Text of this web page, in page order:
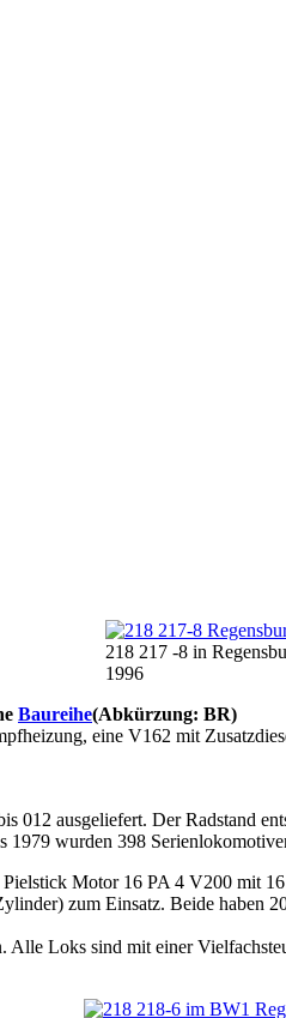
218 217 -8 in
1996
Baureihe(Abkürzung: BR)
eine V162 mit
012 ausgeliefert. Der Radstand
1979 wurden 398
Motor 16 PA 4 V200 mit
zum Einsatz. Beide haben
Loks sind mit einer